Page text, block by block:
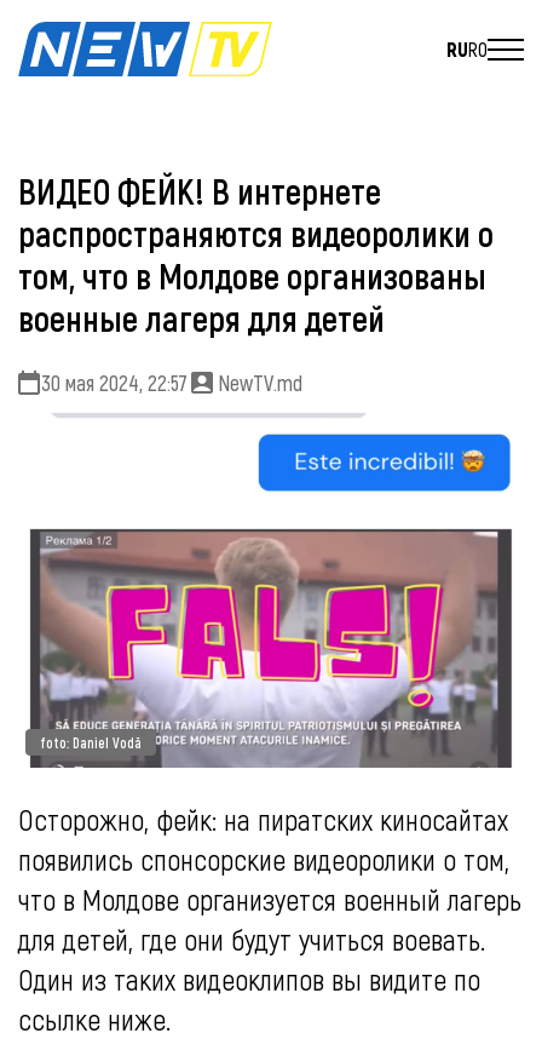
RURO
ВИДЕО ФЕЙК! В интернете
распространяются видеоролики о
том, что в Молдове организованы
военные лагеря для детей
30 мая 2024, 22:57 NewTV.md
foto: Daniel Vodă
Осторожно, фейк: на пиратских киносайтах
появились спонсорские видеоролики о том,
что в Молдове организуется военный лагерь
для детей, где они будут учиться воевать.
Один из таких видеоклипов вы видите по
ссылке ниже.